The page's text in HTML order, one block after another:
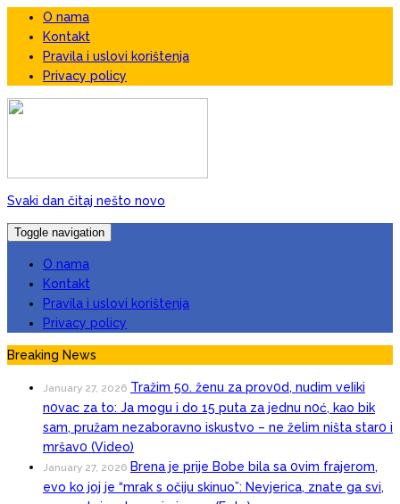
O nama
Kontakt
Pravila i uslovi korištenja
Privacy policy
Svaki dan čitaj nešto novo
Toggle navigation
O nama
Kontakt
Pravila i uslovi korištenja
Privacy policy
Breaking News
January 27, 2026 Tražim 50. ženu za prov0d, nudim veIiki
n0vac za to: Ja mogu i do 15 puta za jednu n0ć, kao bik
sam, pružam nezaboravno iskustvo – ne želim ništa star0 i
mršav0 (Video)
January 27, 2026 Brena je prije Bobe bila sa 0vim frajerom,
evo ko joj je “mrak s očiju skinuo”: Nevjerica, znate ga svi,